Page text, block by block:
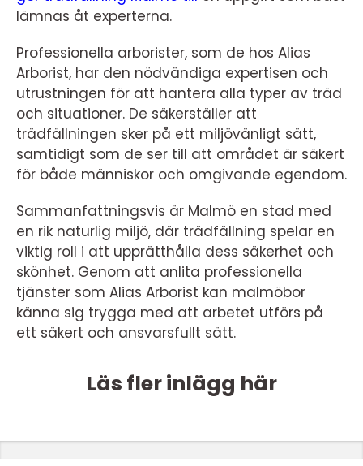
lämnas åt experterna.
Professionella arborister, som de hos Alias
Arborist, har den nödvändiga expertisen och
utrustningen för att hantera alla typer av träd
och situationer. De säkerställer att
trädfällningen sker på ett miljövänligt sätt,
samtidigt som de ser till att området är säkert
för både människor och omgivande egendom.
Sammanfattningsvis är Malmö en stad med
en rik naturlig miljö, där trädfällning spelar en
viktig roll i att upprätthålla dess säkerhet och
skönhet. Genom att anlita professionella
tjänster som Alias Arborist kan malmöbor
känna sig trygga med att arbetet utförs på
ett säkert och ansvarsfullt sätt.
Läs fler inlägg här